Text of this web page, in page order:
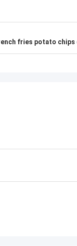
fries potato chips